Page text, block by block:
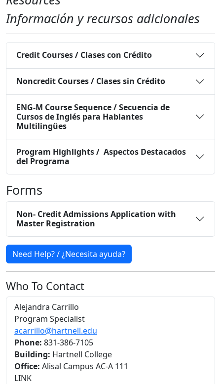
Información y recursos adicionales
Credit Courses / Clases con Crédito
Noncredit Courses / Clases sin Crédito
ENG-M Course Sequence / Secuencia de
Cursos de Inglés para Hablantes
Multilingües
Program Highlights / Aspectos Destacados
del Programa
Forms
Non- Credit Admissions Application with
Master Registration
Need Help? / ¿Necesita ayuda?
Who To Contact
Alejandra Carrillo
Program Specialist
acarrillo@hartnell.edu
Phone: 831-386-7105
Building: Hartnell College
Office: Alisal Campus AC-A 111
LINK